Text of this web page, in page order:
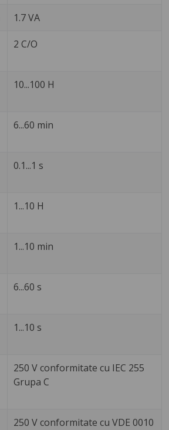
1.7 VA
2 C/O
10...100 H
6...60 min
0.1...1 s
1...10 H
1...10 min
6...60 s
1...10 s
250 V conformitate cu IEC 255
Grupa C
250 V conformitate cu VDE 0010